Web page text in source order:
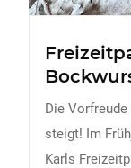
Die
steigt! Im
Karls